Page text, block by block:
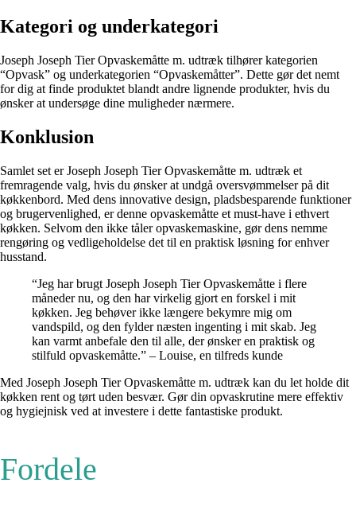
Kategori og underkategori
Joseph Joseph Tier Opvaskemåtte m. udtræk tilhører kategorien
“Opvask” og underkategorien “Opvaskemåtter”. Dette gør det nemt
for dig at finde produktet blandt andre lignende produkter, hvis du
ønsker at undersøge dine muligheder nærmere.
Konklusion
Samlet set er Joseph Joseph Tier Opvaskemåtte m. udtræk et
fremragende valg, hvis du ønsker at undgå oversvømmelser på dit
køkkenbord. Med dens innovative design, pladsbesparende funktioner
og brugervenlighed, er denne opvaskemåtte et must-have i ethvert
køkken. Selvom den ikke tåler opvaskemaskine, gør dens nemme
rengøring og vedligeholdelse det til en praktisk løsning for enhver
husstand.
“Jeg har brugt Joseph Joseph Tier Opvaskemåtte i flere
måneder nu, og den har virkelig gjort en forskel i mit
køkken. Jeg behøver ikke længere bekymre mig om
vandspild, og den fylder næsten ingenting i mit skab. Jeg
kan varmt anbefale den til alle, der ønsker en praktisk og
stilfuld opvaskemåtte.” – Louise, en tilfreds kunde
Med Joseph Joseph Tier Opvaskemåtte m. udtræk kan du let holde dit
køkken rent og tørt uden besvær. Gør din opvaskrutine mere effektiv
og hygiejnisk ved at investere i dette fantastiske produkt.
Fordele